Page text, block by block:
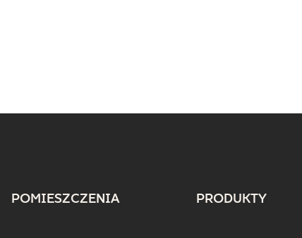
POMIESZCZENIA PRODUKTY